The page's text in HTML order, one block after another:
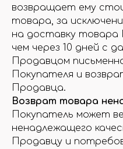
возвращает ему
товара, за
на доставку товара
чем через 10 дней с
Продавцом
Покупателя и
Продавца.
Возврат товара
Покупатель может
ненадлежащего
Продавцу и